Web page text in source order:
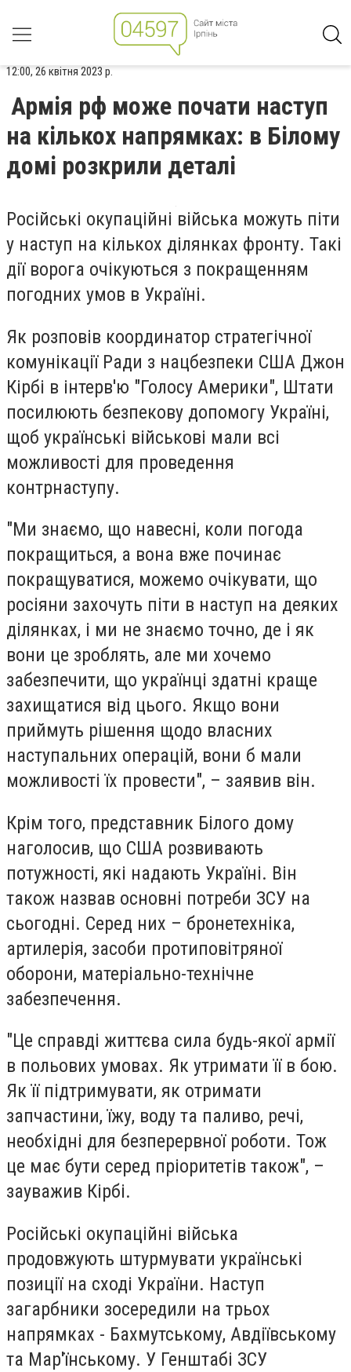
12:00, 26 квітня 2023 р.
Армія рф може почати наступ
на кількох напрямках: в Білому
домі розкрили деталі
Російські окупаційні війська можуть піти
у наступ на кількох ділянках фронту. Такі
дії ворога очікуються з покращенням
погодних умов в Україні.
Як розповів координатор стратегічної
комунікації Ради з нацбезпеки США Джон
Кірбі в інтерв'ю "Голосу Америки", Штати
посилюють безпекову допомогу Україні,
щоб українські військові мали всі
можливості для проведення
контрнаступу.
"Ми знаємо, що навесні, коли погода
покращиться, а вона вже починає
покращуватися, можемо очікувати, що
росіяни захочуть піти в наступ на деяких
ділянках, і ми не знаємо точно, де і як
вони це зроблять, але ми хочемо
забезпечити, що українці здатні краще
захищатися від цього. Якщо вони
приймуть рішення щодо власних
наступальних операцій, вони б мали
можливості їх провести", – заявив він.
Крім того, представник Білого дому
наголосив, що США розвивають
потужності, які надають Україні. Він
також назвав основні потреби ЗСУ на
сьогодні. Серед них – бронетехніка,
артилерія, засоби протиповітряної
оборони, матеріально-технічне
забезпечення.
"Це справді життєва сила будь-якої армії
в польових умовах. Як утримати її в бою.
Як її підтримувати, як отримати
запчастини, їжу, воду та паливо, речі,
необхідні для безперервної роботи. Тож
це має бути серед пріоритетів також", –
зауважив Кірбі.
Російські окупаційні війська
продовжують штурмувати українські
позиції на сході України. Наступ
загарбники зосередили на трьох
напрямках - Бахмутському, Авдіївському
та Мар'їнському. У Генштабі ЗСУ